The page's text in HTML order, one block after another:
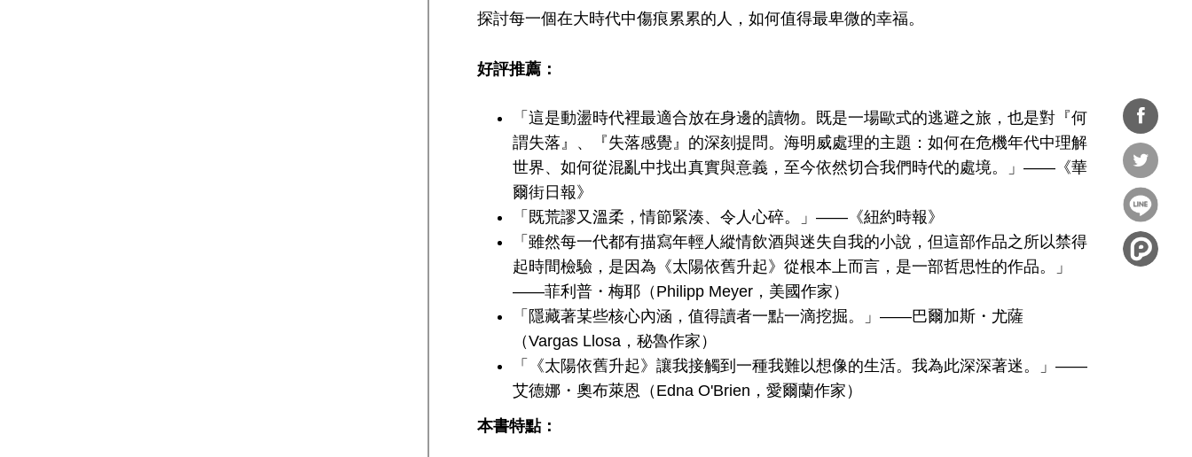
探討每一個在大時代中傷痕累累的人，如何值得最卑微的幸福。
好評推薦：
「這是動盪時代裡最適合放在身邊的讀物。既是一場歐式的逃避之旅，也是對『何
謂失落』、『失落感覺』的深刻提問。海明威處理的主題：如何在危機年代中理解
世界、如何從混亂中找出真實與意義，至今依然切合我們時代的處境。」――《華
爾街日報》
「既荒謬又溫柔，情節緊湊、令人心碎。」――《紐約時報》
「雖然每一代都有描寫年輕人縱情飲酒與迷失自我的小說，但這部作品之所以禁得
起時間檢驗，是因為《太陽依舊升起》從根本上而言，是一部哲思性的作品。」
――菲利普・梅耶（Philipp Meyer，美國作家）
「隱藏著某些核心內涵，值得讀者一點一滴挖掘。」――巴爾加斯・尤薩
（Vargas Llosa，秘魯作家）
「《太陽依舊升起》讓我接觸到一種我難以想像的生活。我為此深深著迷。」――
艾德娜・奧布萊恩（Edna O'Brien，愛爾蘭作家）
本書特點：
分享
到
Facebook
分享
到
Twitter